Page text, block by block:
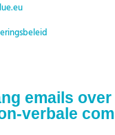
emails
verbale